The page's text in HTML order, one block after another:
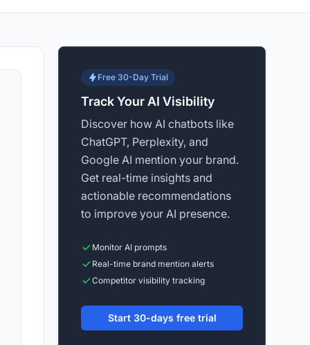
Free 30-Day Trial
Track Your AI Visibility
Discover how AI chatbots like
ChatGPT, Perplexity, and
Google AI mention your brand.
Get real-time insights and
actionable recommendations
to improve your AI presence.
Monitor AI prompts
Real-time brand mention alerts
Competitor visibility tracking
Start 30-days free trial